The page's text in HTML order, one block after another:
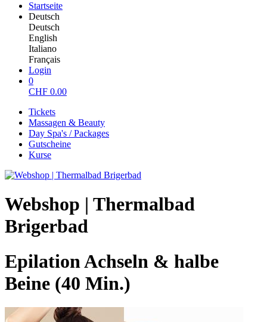
Startseite
Deutsch
Deutsch
English
Italiano
Français
Login
0
CHF 0.00
Tickets
Massagen & Beauty
Day Spa's / Packages
Gutscheine
Kurse
Webshop | Thermalbad
Brigerbad
Epilation Achseln & halbe
Beine (40 Min.)